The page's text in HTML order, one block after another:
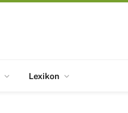
Lexikon